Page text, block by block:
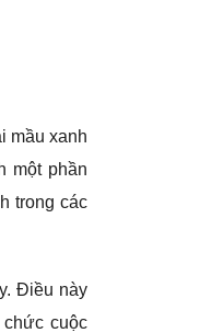
mầu xanh
một phần
trong các
Điều này
cuộc